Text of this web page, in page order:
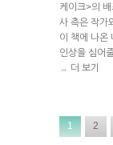
케이크>의
사 측은 작가
이 책에 나온
인상을 심어
→ 더 보기
1 2